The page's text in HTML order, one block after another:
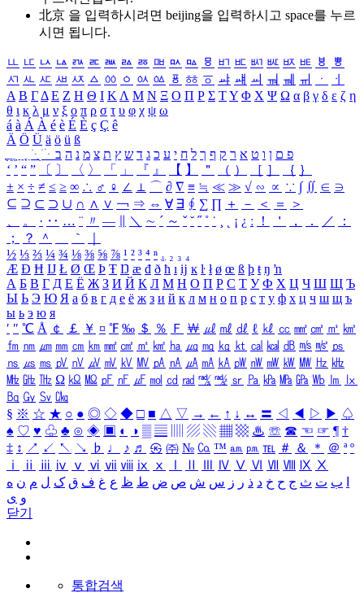
北京 을 입력하시려면 beijing을 입력하시고 space를 누르
시면 됩니다.
ㅥ ㅦ ㅧ ㅨ ㅩ ㅪ ㅫ ㅬ ㅭ ㅮ ㅯ ㅰ ㅱ ㅲ ㅳ ㅴ ㅵ ㅶ ㅷ ㅸ
ㅹ
ㅺ ㅻ ㅼ ㅽ ㅾ ㅿ ㆀ ㆁ ㆂ ㆃ ㆄ ㆅ ㆆ ㆇ ㆈ ㆉ ㆊ ㆋ ㆌ ㆍ
ㆎ
Α Β ΓΔ Ε Ζ Η Θ Ι ΚΛ Μ Ν Ξ Ο Π Ρ Σ ΤΥ Φ Χ Ψ Ω α β γ δ ε ζ η
θ ι κ λ μ ν ξ ο π ρ σ τ υ φ χ ψ ω
á à Á À é è É È ç Ç ê
Ä Ö Ü ä ö ü ß
ִֶֹ ֻּ ׁׂ פ ם ן ו ט א ר ק ף ך ל ח י ע כ ג ד ש ץ ת צ מ נ ה ב
‘ ’ “ ” 〔 〕 〈 〉 「 」 『 』 【 】 ＂ （ ） ［ ］ ｛ ｝
± × ÷ ≠ ≤ ≥ ∞ ∴ ♂ ♀ ∠ ⊥ ⌒ ∂ ∇ ≡ ≒ ≪ ≫ √ ∽ ∝ ∵ ∫ ∬ ∈ ∋
⊆ ⊇ ⊂ ⊃ ∪ ∩ ∧ ∨ ￢ ⇒ ⇔ ∀ ∃ ∮ ∑ ∏ ＋ － ＜ ＝
＞
、
。 · ‥ … ¨ 〃 ― ＼ ∼ ´ ～ ˇ ˘ ˝ ˚ ˙ ¸ ¡ ¿ ː ！ ＇ ， ． ／
：
；
？ ＾ ｀
½ ⅓ ⅔ ¼ ¾ ⅛ ⅜ ⅝ ⅞ ¹ ² ³ ⁴ ⁿ ₁ ₂ ₃ ₄
Æ Ð Ħ Ĳ Ł Ø Œ Þ Ŧ Ŋ æ đ ð ħ ı ĳ ĸ ŀ ł ø œ ß þ ŧ ŋ ŉ
А Б В Г Д Е Ё Ж З И Й К Л М Н О П Р С Т У Ф Х Ц Ч Ш Щ Ъ
Ы Ь Э Ю Я а б в г д е ё ж з и й к л м н о п р с т у ф х ц ч ш щ ъ
ы ь э ю я
′ ″ ℃ Å ￠ ￡ ￥ ¤ ℉ ‰ ＄ ％ Ｆ ￦ ㎕ ㎖ ㎗ ℓ ㎘ ㏄ ㎣ ㎤ ㎥ ㎦
㎙ ㎚ ㎛ ㎜ ㎝ ㎞ ㎟ ㎠ ㎡ ㎢ ㏊ ㎍ ㎎ ㎏ ㏏ ㎈ ㎉ ㏈ ㎧ ㎨ ㎰
㎱ ㎲ ㎳ ㎴ ㎵ ㎶ ㎷ ㎸ ㎹ ㎀ ㎁ ㎂ ㎃ ㎄ ㎺ ㎻ ㎽ ㎾ ㎿ ㎐ ㎑
㎒ ㎓ ㎔ Ω ㏀ ㏁ ㎊ ㎋ ㎌ ㏖ ㏅ ㎭ ㎮ ㎯ ㏛ ㎩ ㎪ ㎫ ㎬ ㏝ ㏐
㏓
㏃ ㏉ ㏜ ㏆
§ ※ ☆ ★ ○ ● ◎ ◇ ◆ □ ■ △ ▽ → ← ↑ ↓ ↔ 〓 ◁ ◀ ▷ ▶ ♤
♠ ♡ ♥ ♧ ♣ ⊙ ◈ ▣ ◐ ◑ ▒ ▤ ▨ ▧ ▦ ▩ ♨ ☏ ☎ ☜ ☞ ¶ †
‡ ↕ ↗ ↙ ↖ ↘ ♭ ♩ ♪ ♬ ㉿ ㈜ № ㏇ ™ ㏂ ㏘ ℡ ＃ ＆ ＊ ＠ ª º
ⅰ
ⅱ ⅲ ⅳ ⅴ ⅵ ⅶ ⅷ ⅸ ⅹ Ⅳ Ⅴ Ⅵ Ⅶ Ⅷ Ⅸ Ⅹ
ب ت ث ج ح خ د ذ ر ز س ش ص ض ط ظ ع غ ف ق ک ل م ن ه
و ی
닫기
통합검색